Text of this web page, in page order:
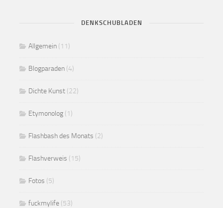
DENKSCHUBLADEN
Allgemein (11)
Blogparaden (4)
Dichte Kunst (22)
Etymonolog (1)
Flashbash des Monats (2)
Flashverweis (15)
Fotos (5)
fuckmylife (53)